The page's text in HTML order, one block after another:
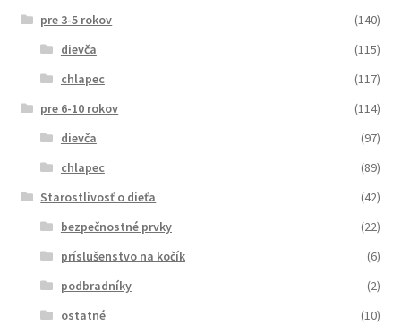
pre 3-5 rokov
(140)
dievča
(115)
chlapec
(117)
pre 6-10 rokov
(114)
dievča
(97)
chlapec
(89)
Starostlivosť o dieťa
(42)
bezpečnostné prvky
(22)
príslušenstvo na kočík
(6)
podbradníky
(2)
ostatné
(10)